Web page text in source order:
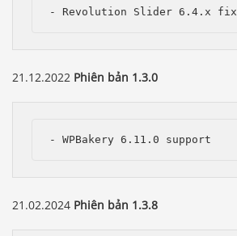
- Revolution Slider 6.4.x fix
21.12.2022 Phiên bản 1.3.0
- WPBakery 6.11.0 support
21.02.2024 Phiên bản 1.3.8